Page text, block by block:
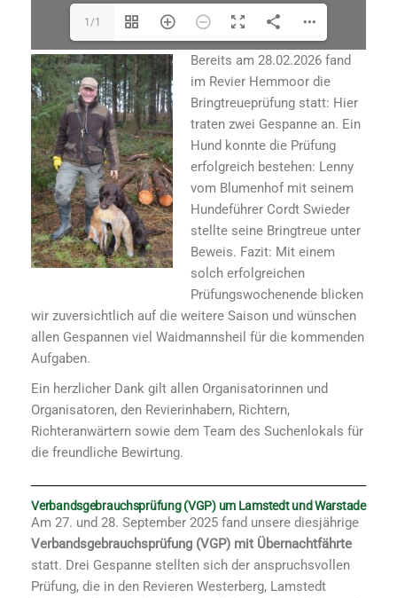
1/1
Bereits am 28.02.2026 fand
im Revier Hemmoor die
Bringtreueprüfung statt: Hier
traten zwei Gespanne an. Ein
Hund konnte die Prüfung
erfolgreich bestehen: Lenny
vom Blumenhof mit seinem
Hundeführer Cordt Swieder
stellte seine Bringtreue unter
Beweis. Fazit: Mit einem
solch erfolgreichen
Prüfungswochenende blicken
wir zuversichtlich auf die weitere Saison und wünschen
allen Gespannen viel Waidmannsheil für die kommenden
Aufgaben.
Ein herzlicher Dank gilt allen Organisatorinnen und
Organisatoren, den Revierinhabern, Richtern,
Richteranwärtern sowie dem Team des Suchenlokals für
die freundliche Bewirtung.
Verbandsgebrauchsprüfung (VGP) um Lamstedt und Warstade
Am 27. und 28. September 2025 fand unsere diesjährige
Verbandsgebrauchsprüfung (VGP) mit Übernachtfährte
statt. Drei Gespanne stellten sich der anspruchsvollen
Prüfung, die in den Revieren Westerberg, Lamstedt